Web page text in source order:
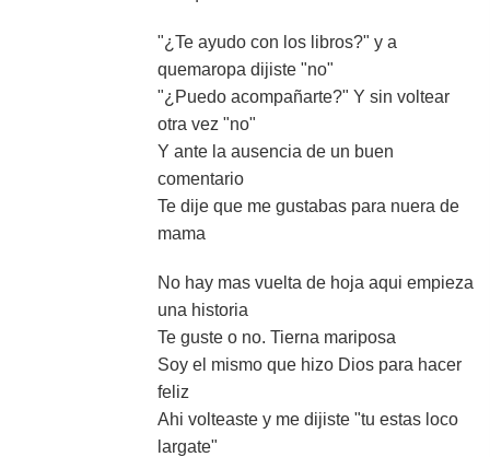
"¿Te ayudo con los libros?" y a
quemaropa dijiste "no"
"¿Puedo acompañarte?" Y sin voltear
otra vez "no"
Y ante la ausencia de un buen
comentario
Te dije que me gustabas para nuera de
mama
No hay mas vuelta de hoja aqui empieza
una historia
Te guste o no. Tierna mariposa
Soy el mismo que hizo Dios para hacer
feliz
Ahi volteaste y me dijiste "tu estas loco
largate"